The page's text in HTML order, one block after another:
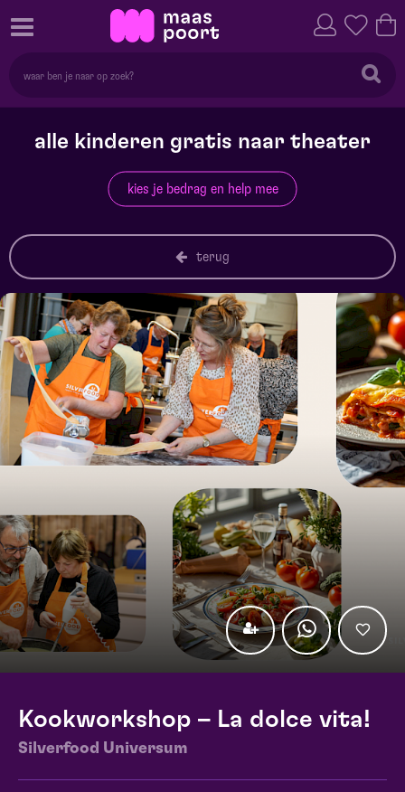
alle kinderen gratis naar theater
kies je bedrag en help mee
terug
Kookworkshop – La dolce vita!
Silverfood Universum